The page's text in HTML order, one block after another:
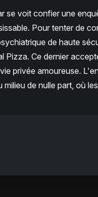
se voit confier une
Pour tenter de
de haute
Pizza. Ce dernier
privée amoureuse.
de nulle part, où